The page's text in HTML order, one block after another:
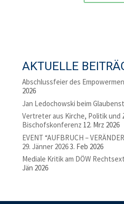
AKTUELLE
Abschlussfeier des
2026
Jan Ledochowski beim
Vertreter aus Kirche, Politik und
Bischofskonferenz 12. Mrz 2026
EVENT “AUFBRUCH –
29. Jänner 20263. Feb 2026
Mediale Kritik am DÖW
Jän 2026